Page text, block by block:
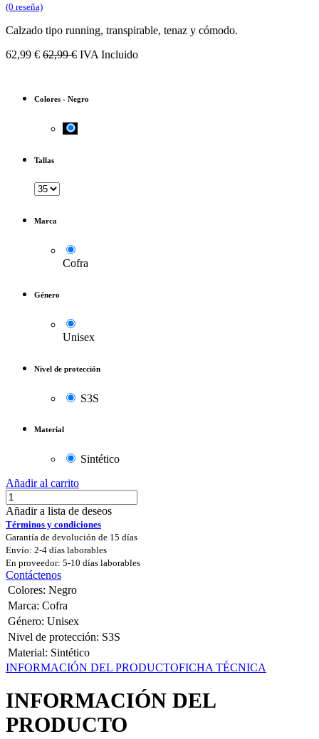
(0 reseña)
Calzado tipo running, transpirable, tenaz y cómodo.
62,99 € 62,99€ IVA Incluido
Colores - Negro
Tallas
Marca
Cofra
Género
Unisex
Nivel de protección
S3S
Material
Sintético
Añadir al carrito
Añadir a lista de deseos
Términos y condiciones
Garantía de devolución de 15 días
Envío: 2-4 días laborables
En proveedor: 5-10 días laborables
Contáctenos
Colores: Negro
Marca: Cofra
Género: Unisex
Nivel de protección: S3S
Material: Sintético
INFORMACIÓN DEL PRODUCTOFICHA TÉCNICA
INFORMACIÓN DEL
PRODUCTO